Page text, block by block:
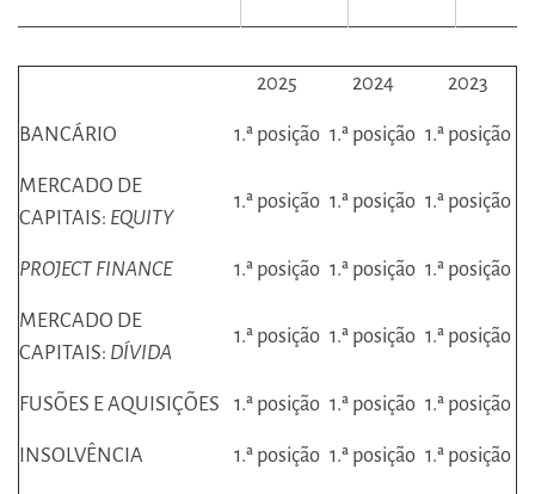
2025 2024 2023
BANCÁRIO 1.ª posição 1.ª posição 1.ª posição
MERCADO DE
CAPITAIS: EQUITY
1.ª posição 1.ª posição 1.ª posição
PROJECT FINANCE 1.ª posição 1.ª posição 1.ª posição
MERCADO DE
CAPITAIS: DÍVIDA
1.ª posição 1.ª posição 1.ª posição
FUSÕES E AQUISIÇÕES 1.ª posição 1.ª posição 1.ª posição
INSOLVÊNCIA 1.ª posição 1.ª posição 1.ª posição